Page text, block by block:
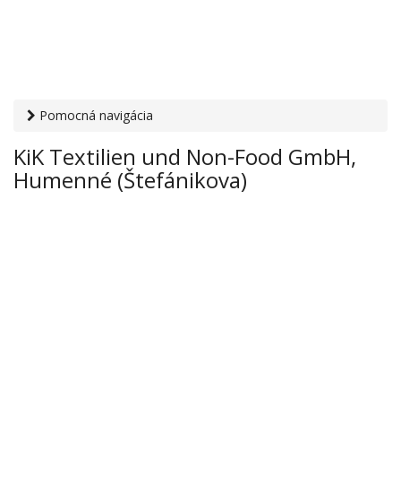
Pomocná navigácia
Textilien und Non-Food GmbH, Humenné (Štefánikova)
KiK Textilien und Non-Food GmbH,
Humenné (Štefánikova)